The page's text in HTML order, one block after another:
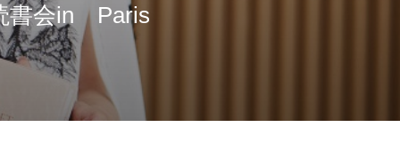
書会in Paris